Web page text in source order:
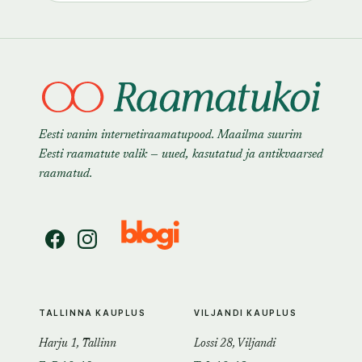
Eesti vanim internetiraamatupood. Maailma suurim
Eesti raamatute valik — uued, kasutatud ja antikvaarsed
raamatud.
TALLINNA KAUPLUS
Harju 1, Tallinn
VILJANDI KAUPLUS
Lossi 28, Viljandi